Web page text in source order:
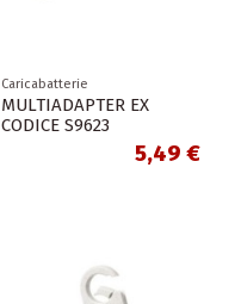
Caricabatterie
MULTIADAPTER EX
CODICE S9623
5,49 €